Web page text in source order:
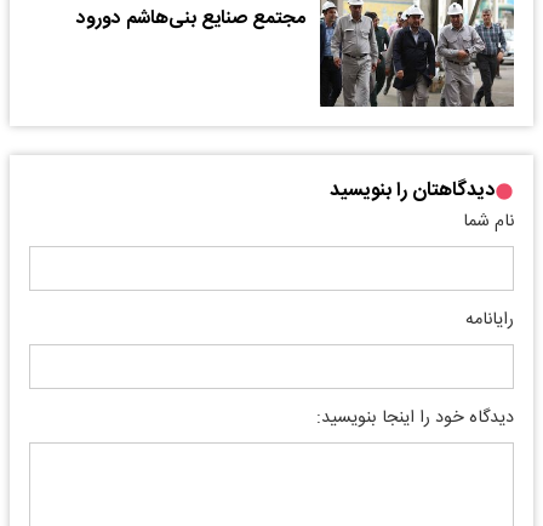
مجتمع صنایع بنی‌هاشم دورود
دیدگاهتان را بنویسید
نام شما
رایانامه
دیدگاه خود را اینجا بنویسید: